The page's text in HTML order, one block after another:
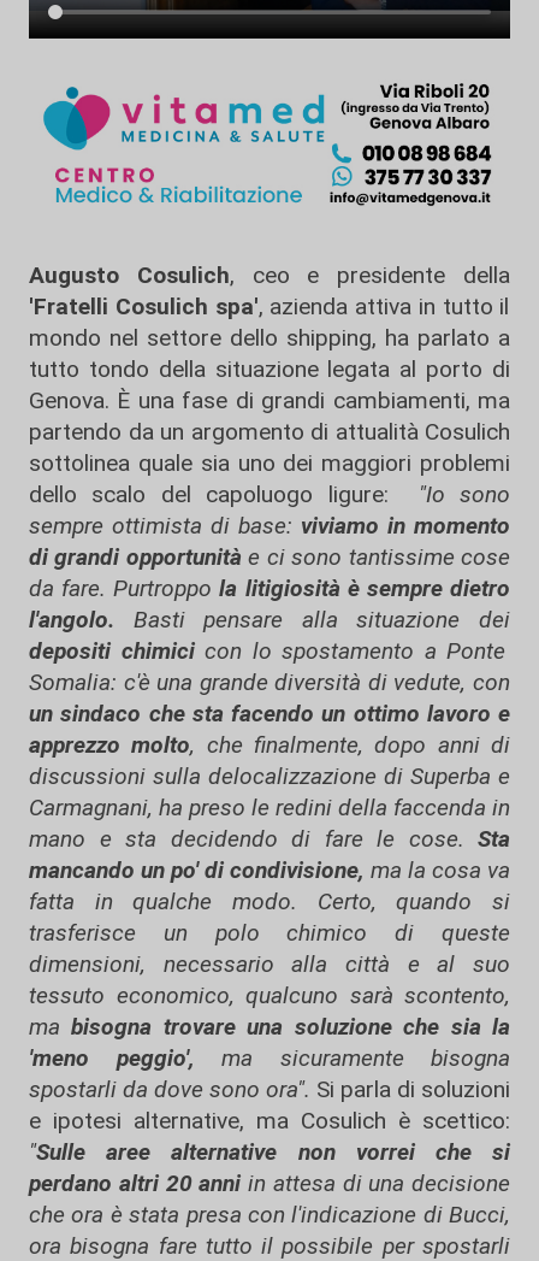
Augusto Cosulich, ceo e presidente della
'Fratelli Cosulich spa', azienda attiva in tutto il
mondo nel settore dello shipping, ha parlato a
tutto tondo della situazione legata al porto di
Genova. È una fase di grandi cambiamenti, ma
partendo da un argomento di attualità Cosulich
sottolinea quale sia uno dei maggiori problemi
dello scalo del capoluogo ligure:
"Io sono
sempre ottimista di base: viviamo in momento
di grandi opportunità e ci sono tantissime cose
da fare. Purtroppola litigiosità è sempre dietro
l'angolo. Basti pensare alla situazione dei
depositi chimicicon lo spostamento a Ponte
Somalia: c'è una grande diversità di vedute, con
un sindaco che sta facendo un ottimo lavoro e
apprezzo molto, che finalmente, dopo anni di
discussioni sulla delocalizzazione di Superba e
Carmagnani, ha preso le redini della faccenda in
mano e sta decidendo di fare le cose. Sta
mancando un po' di condivisione, ma la cosa va
fatta in qualche modo. Certo, quando si
trasferisce un polo chimico di queste
dimensioni, necessario alla città e al suo
tessuto economico, qualcuno sarà scontento,
mabisogna trovare una soluzione che sia la
'meno peggio', ma sicuramente bisogna
spostarli da dove sono ora". Si parla di soluzioni
e ipotesi alternative, ma Cosulich è scettico:
"Sulle aree alternative non vorrei che si
perdano altri 20 anni in attesa di una decisione
che ora è stata presa con l'indicazione di Bucci,
ora bisogna fare tutto il possibile per spostarli